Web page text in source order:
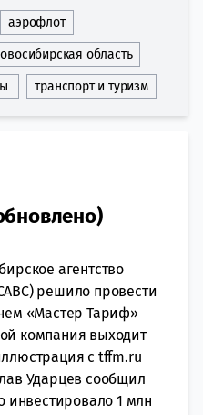
аэрофлот
область
транспорт и туризм
агентство
решило провести
«Мастер Тариф»
компания выходит
с tffm.ru
Ударцев сообщил
инвестировало 1 млн